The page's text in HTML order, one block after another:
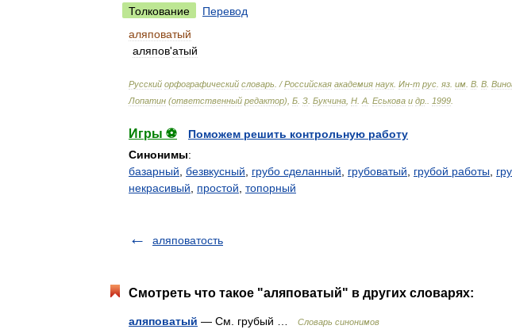
Толкование
Перевод
аляповатый
аляпов'атый
Русский орфографический словарь . /Российская академия наук. Ин-т рус яз им В В
Лопатин (ответственный редактор), Б З Букчина Н А Еськова и др 1999
Игры ⚽
Поможем решить контрольную работу
Синонимы:
базарный безвкусный грубо сделанный грубоватый грубой работы
некрасивый
простой топорный
аляповатость
Смотреть что такое "аляповатый" в других словарях:
аляповатый — См. грубый … Словарь синонимов